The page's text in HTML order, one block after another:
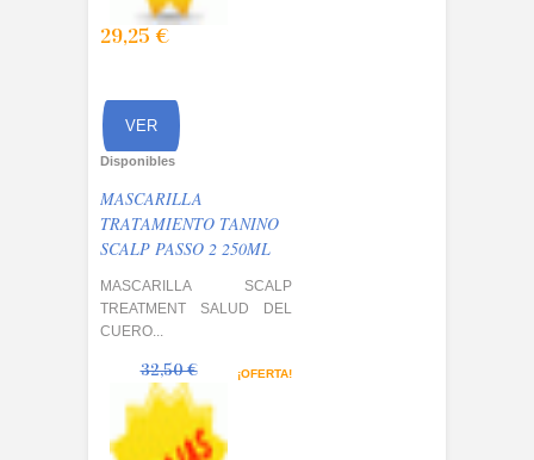
29,25 €
VER
Disponibles
MASCARILLA
TRATAMIENTO TANINO
SCALP PASSO 2 250ML
MASCARILLA SCALP
TREATMENT SALUD DEL
CUERO...
¡OFERTA!
32,50 €